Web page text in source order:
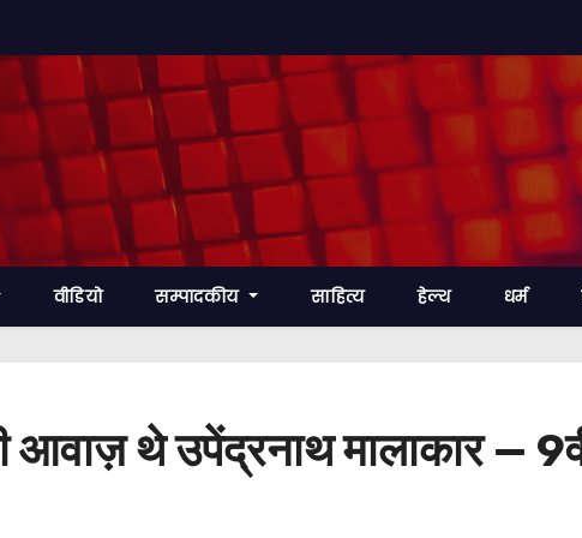
वीडियो सम्पादकीय साहित्य हेल्थ धर्म
थे उपेंद्रनाथ मालाकार —